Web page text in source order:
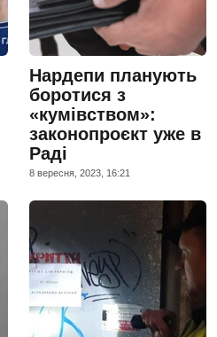
Нардепи планують
боротися з
«кумівством»:
законопроєкт уже в
Раді
8 вересня, 2023, 16:21